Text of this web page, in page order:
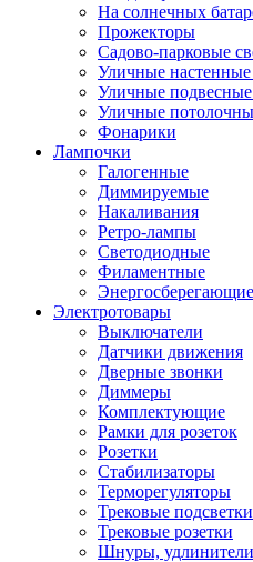
На солнечных
Прожекторы
Садово-парковые
Уличные настенные
Уличные
Уличные
Фонарики
Лампочки
Галогенные
Диммируемые
Накаливания
Ретро-лампы
Светодиодные
Филаментные
Энергосберегающие
Электротовары
Выключатели
Датчики движения
Дверные звонки
Диммеры
Комплектующие
Рамки для розеток
Розетки
Стабилизаторы
Терморегуляторы
Трековые подсветки
Трековые розетки
Шнуры, удлинители